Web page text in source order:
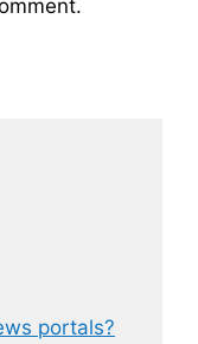
portals?